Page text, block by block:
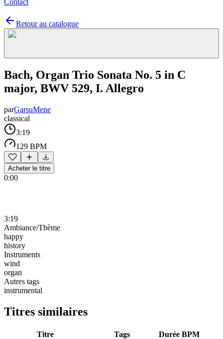
Contact
Retour au catalogue
Bach, Organ Trio Sonata No. 5 in C
major, BWV 529, I. Allegro
parGarsuMene
classical
3:19
129 BPM
Acheter le titre
0:00
3:19
Ambiance/Thème
happy
history
Instruments
wind
organ
Autres tags
instrumental
Titres similaires
Titre Tags Durée BPM